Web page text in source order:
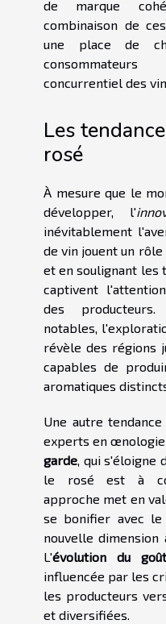
de marque
combinaison de
une place de
concurrentiel des
Les
rosé
À mesure que le
développer, l'
inévitablement
de vin jouent un
et en soulignant les
captivent
des
notables,
révèle des régions
capables de
aromatiques
Une autre
experts en
garde, qui s'éloigne
le rosé est à
approche met en
se bonifier avec
nouvelle
L'évolution du goût
influencée par les
les producteurs
et diversifiées.